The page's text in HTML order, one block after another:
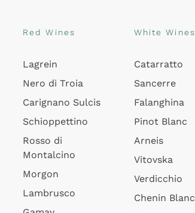
Red Wines
Lagrein
Nero di Troia
Carignano Sulcis
Schioppettino
Rosso di
Montalcino
Morgon
Lambrusco
White Wines
Catarratto
Sancerre
Falanghina
Pinot Blanc
Arneis
Vitovska
Verdicchio
Chenin Blanc